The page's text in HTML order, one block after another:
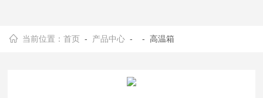
当前位置：首页 - 产品中心 - - 高温箱